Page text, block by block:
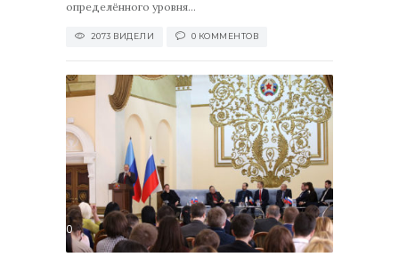
определённого уровня...
2073 ВИДЕЛИ 0 КОММЕНТОВ
0